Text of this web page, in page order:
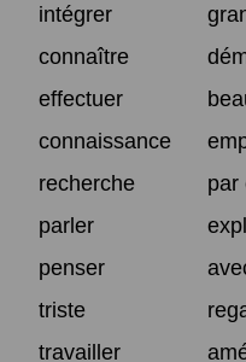
intégrer
connaître
effectuer
connaissance
recherche
par
parler
penser
triste
travailler